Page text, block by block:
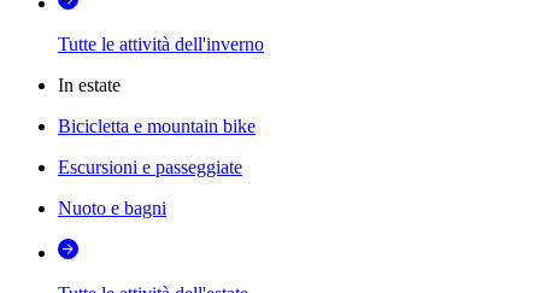
Tutte le attività dell'inverno
In estate
Bicicletta e mountain bike
Escursioni e passeggiate
Nuoto e bagni